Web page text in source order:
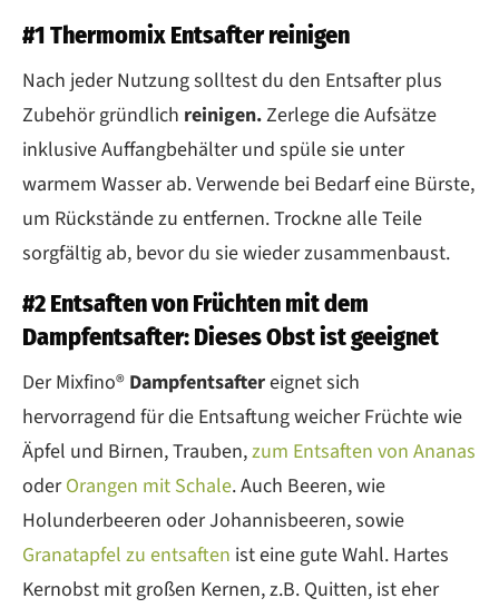
#1 Thermomix Entsafter reinigen
Nach jeder Nutzung solltest du den Entsafter plus
Zubehör gründlich reinigen.Zerlege die Aufsätze
inklusive Auffangbehälter und spüle sie unter
warmem Wasser ab. Verwende bei Bedarf eine Bürste,
um Rückstände zu entfernen. Trockne alle Teile
sorgfältig ab, bevor du sie wieder zusammenbaust.
#2 Entsaften von Früchten mit dem
Dampfentsafter: Dieses Obst ist geeignet
Der Mixfino® Dampfentsaftereignet sich
hervorragend für die Entsaftung weicher Früchte wie
Äpfel und Birnen, Trauben,zum Entsaften von Ananas
oderOrangen mit Schale. Auch Beeren, wie
Holunderbeeren oder Johannisbeeren, sowie
Granatapfel zu entsaften ist eine gute Wahl. Hartes
Kernobst mit großen Kernen, z.B. Quitten, ist eher